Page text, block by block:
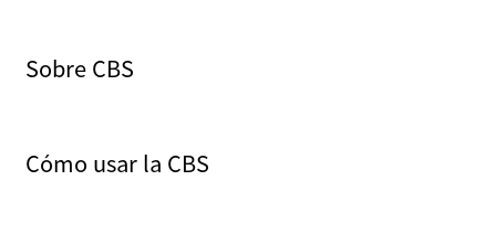
Sobre CBS
Cómo usar la CBS